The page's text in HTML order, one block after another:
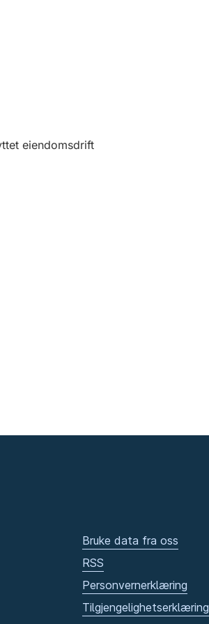
eiendomsdrift
Bruke data fra oss
RSS
Personvernerklæring
Tilgjengelighetserklæring